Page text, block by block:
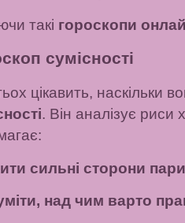
такі гороскопи
сумісності
цікавить, наскільки
. Він аналізує
сильні сторони
над чим варто